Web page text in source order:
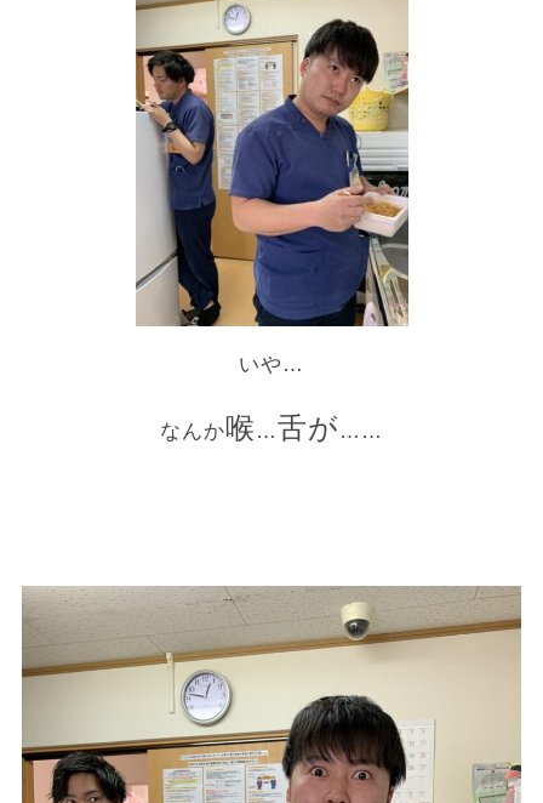
いや…
なんか喉 …舌が ……